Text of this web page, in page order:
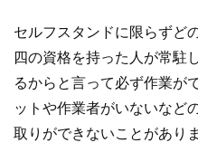
セルフスタンドに限らずど
四の資格を持った人が常駐
るからと言って必ず作業が
ットや作業者がいないなど
取りができないことがあり